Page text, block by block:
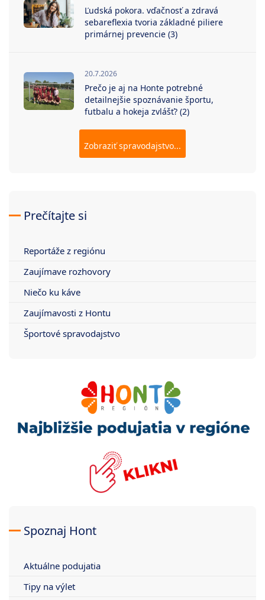
Ľudská pokora. vďačnosť a zdravá
sebareflexia tvoria základné piliere
primárnej prevencie (3)
20.7.2026
Prečo je aj na Honte potrebné
detailnejšie spoznávanie športu,
futbalu a hokeja zvlášť? (2)
Zobraziť spravodajstvo...
Prečítajte si
Reportáže z regiónu
Zaujímave rozhovory
Niečo ku káve
Zaujímavosti z Hontu
Športové spravodajstvo
Spoznaj Hont
Aktuálne podujatia
Tipy na výlet